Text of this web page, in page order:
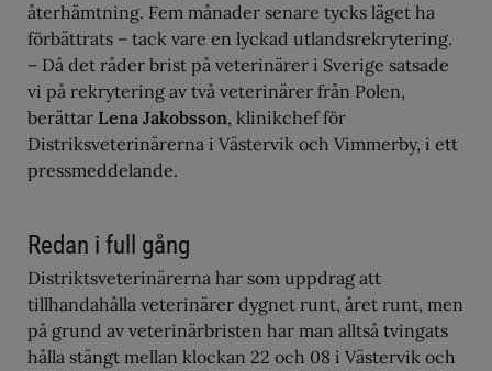
återhämtning. Fem månader senare tycks läget ha
förbättrats – tack vare en lyckad utlandsrekrytering.
– Då det råder brist på veterinärer i Sverige satsade
vi på rekrytering av två veterinärer från Polen,
berättar Lena Jakobsson, klinikchef för
Distriksveterinärerna i Västervik och Vimmerby, i ett
pressmeddelande.
Redan i full gång
Distriktsveterinärerna har som uppdrag att
tillhandahålla veterinärer dygnet runt, året runt, men
på grund av veterinärbristen har man alltså tvingats
hålla stängt mellan klockan 22 och 08 i Västervik och